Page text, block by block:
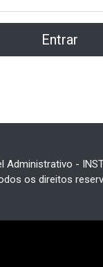
Entrar
Administrativo -
os direitos